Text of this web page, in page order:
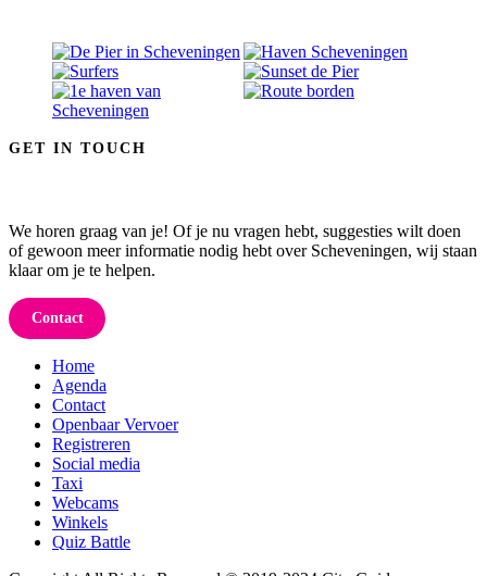
GET IN TOUCH
We horen graag van je! Of je nu vragen hebt, suggesties wilt doen
of gewoon meer informatie nodig hebt over Scheveningen, wij staan
klaar om je te helpen.
Contact
Home
Agenda
Contact
Openbaar Vervoer
Registreren
Social media
Taxi
Webcams
Winkels
Quiz Battle